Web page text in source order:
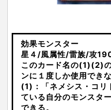
効果モンスター
星４/風属性/雷族/攻
このカード名の(1)(2)
ンに１度しか使用できな
(1)：「ネメシス・コリ
ている自分のモンスタ
できる。